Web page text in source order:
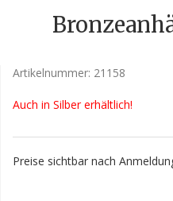
Artikelnummer: 21158
Auch in Silber erhältlich!
Preise sichtbar nach